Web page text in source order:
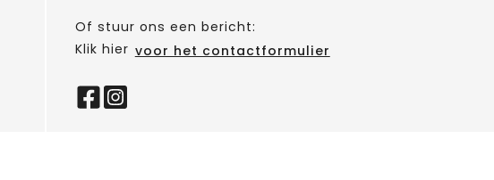
Of stuur ons een bericht:
Klik hier voor het contactformulier